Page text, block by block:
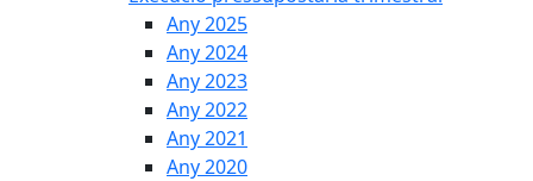
Any 2025
Any 2024
Any 2023
Any 2022
Any 2021
Any 2020